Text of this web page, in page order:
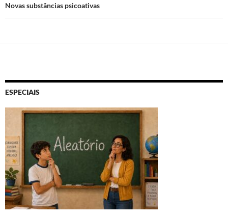
Novas substâncias psicoativas
ESPECIAIS